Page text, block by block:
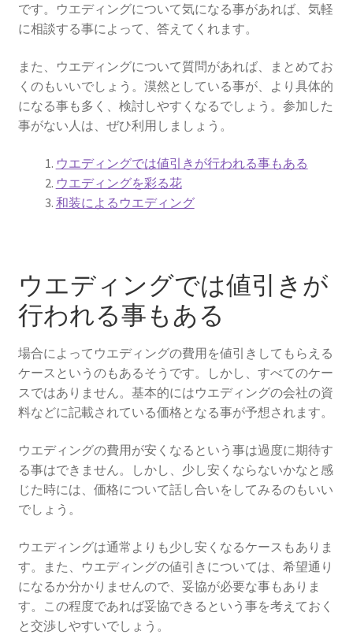
京都フォトウエディング
ガーデンウエディングの費用徹底比較！選ばれる魅力と
成功の秘訣
結婚式場に設置したいウェルカムグッズ
京都ウェディングで参考にしたいこと
結婚式場選びの失敗談から学ぶ成功のコツ
京都でフォトウェディングをするならここ！おすすめス
ポット12選
海外ウエディングのメリット、デメリット
京都の結婚式の独特なウエディング
アーカイブ
京都の結婚式場最新情報！ブライダルフェアと特典の楽
しみ方
です。ウエディングについて気になる事があれば、気軽
に相談する事によって、答えてくれます。
また、ウエディングについて質問があれば、まとめてお
くのもいいでしょう。漠然としている事が、より具体的
になる事も多く、検討しやすくなるでしょう。参加した
事がない人は、ぜひ利用しましょう。
ウエディングでは値引きが行われる事もある
ウエディングを彩る花
和装によるウエディング
ウエディングでは値引きが
行われる事もある
場合によってウエディングの費用を値引きしてもらえる
ケースというのもあるそうです。しかし、すべてのケー
スではありません。基本的にはウエディングの会社の資
料などに記載されている価格となる事が予想されます。
ウエディングの費用が安くなるという事は過度に期待す
る事はできません。しかし、少し安くならないかなと感
じた時には、価格について話し合いをしてみるのもいい
でしょう。
ウエディングは通常よりも少し安くなるケースもありま
す。また、ウエディングの値引きについては、希望通り
になるか分かりませんので、妥協が必要な事もありま
す。この程度であれば妥協できるという事を考えておく
と交渉しやすいでしょう。